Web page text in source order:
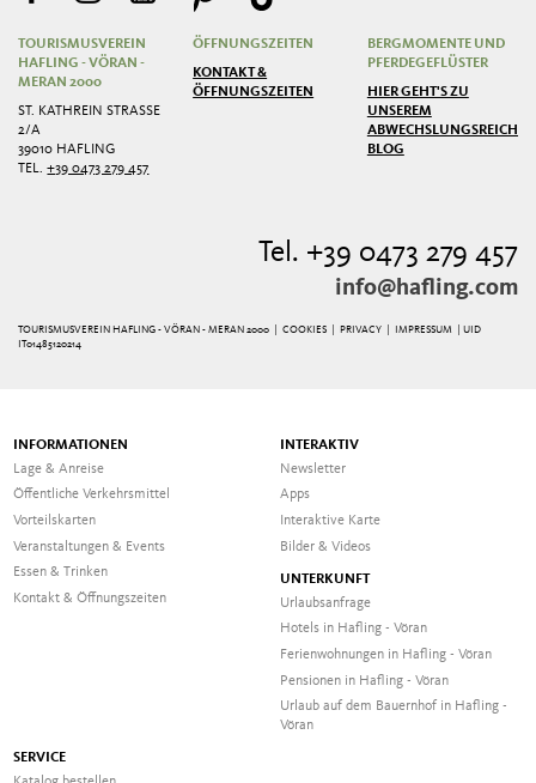
TOURISMUSVEREIN
HAFLING - VÖRAN -
MERAN 2000
ST. KATHREIN STRASSE 2
/A
39010 HAFLING
TEL.+39 0473 279 457
ÖFFNUNGSZEITEN
KONTAKT &
ÖFFNUNGSZEITEN
BERGMOMENTE UND
PFERDEGEFLÜSTER
HIER GEHT'S ZU
UNSEREM
ABWECHSLUNGSREICHEN
BLOG
Tel. +39 0473 279 457
info@hafling.com
TOURISMUSVEREIN HAFLING - VÖRAN - MERAN 2000 | COOKIES PRIVACY IMPRESSUM
| UID
IT01485120214
INFORMATIONEN
Lage & Anreise
Öffentliche Verkehrsmittel
Vorteilskarten
Veranstaltungen & Events
Essen & Trinken
Kontakt & Öffnungszeiten
INTERAKTIV
Newsletter
Apps
Interaktive Karte
Bilder & Videos
UNTERKUNFT
Urlaubsanfrage
Hotels in Hafling - Vöran
Ferienwohnungen in Hafling - Vöran
Pensionen in Hafling - Vöran
Urlaub auf dem Bauernhof in Hafling -
Vöran
SERVICE